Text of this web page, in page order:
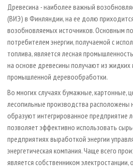
Древесина - наиболее важный
(ВИЭ) в Финляндии, на ее долю
возобновляемых источников. Основным
потребителем энергии, получаемой с
топлива, является лесная
на основе древесины получают из
промышленной деревообработки.
Во многих случаях бумажные, картонные,
лесопильные производства
образуют интегрированное предприятие
позволяет эффективно использовать
предприятиях выработкой энергии
энергетическая компания. Чаще всего
является собственником электростанции,